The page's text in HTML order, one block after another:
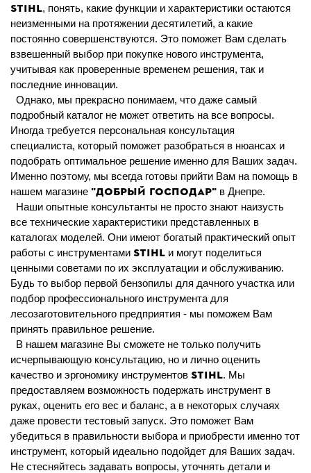
STIHL, понять, какие функции и характеристики остаются
неизменными на протяжении десятилетий, а какие
постоянно совершенствуются. Это поможет Вам сделать
взвешенный выбор при покупке нового инструмента,
учитывая как проверенные временем решения, так и
последние инновации.
Однако, мы прекрасно понимаем, что даже самый
подробный каталог не может ответить на все вопросы.
Иногда требуется персональная консультация
специалиста, который поможет разобраться в нюансах и
подобрать оптимальное решение именно для Ваших задач.
Именно поэтому, мы всегда готовы прийти Вам на помощь в
нашем магазине "Добрый Господар" в Днепре.
Наши опытные консультанты не просто знают наизусть
все технические характеристики представленных в
каталогах моделей. Они имеют богатый практический опыт
работы с инструментами STIHL и могут поделиться
ценными советами по их эксплуатации и обслуживанию.
Будь то выбор первой бензопилы для дачного участка или
подбор профессионального инструмента для
лесозаготовительного предприятия - мы поможем Вам
принять правильное решение.
В нашем магазине Вы сможете не только получить
исчерпывающую консультацию, но и лично оценить
качество и эргономику инструментов STIHL. Мы
предоставляем возможность подержать инструмент в
руках, оценить его вес и баланс, а в некоторых случаях
даже провести тестовый запуск. Это поможет Вам
убедиться в правильности выбора и приобрести именно тот
инструмент, который идеально подойдет для Ваших задач.
Не стесняйтесь задавать вопросы, уточнять детали и